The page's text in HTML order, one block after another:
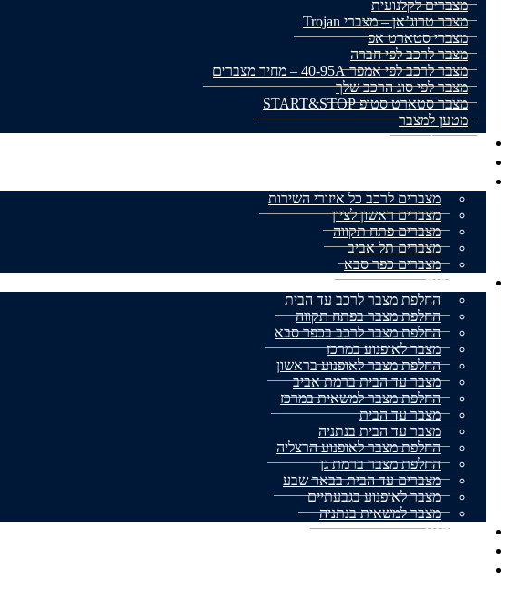
מצברים לקלנועית
מצבר טרוג’אן – מצברי Trojan
מצברי סטארט אפ
מצבר לרכב לפי חברה
מצבר לרכב לפי אמפר 40-95A – מחיר מצברים
מצבר לפי סוג הרכב שלך
מצבר סטארט סטופ START&STOP
מטען למצבר
מצברים לרכב כל איזורי השירות
מצברים ראשון לציון
מצברים פתח תקווה
מצברים תל אביב
מצברים כפר סבא
מאמרים
החלפת מצבר לרכב עד הבית
החלפת מצבר בפתח תקווה
החלפת מצבר לרכב בכפר סבא
מצבר לאופנוע במרכז
החלפת מצבר לאופנוע בראשון
מצבר עד הבית ברמת אביב
החלפת מצבר למשאית במרכז
מצבר עד הבית
מצבר עד הבית בנתניה
החלפת מצבר לאופנוע הרצליה
החלפת מצבר ברמת גן
מצברים עד הבית בבאר שבע
מצבר לאופנוע בגבעתיים
מצבר למשאית בנתניה
אודותינו